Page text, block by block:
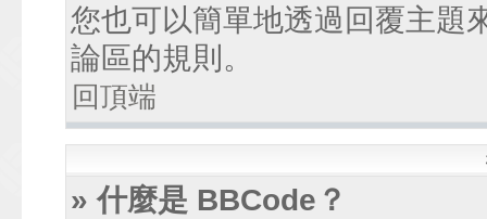
您也可以簡單地透過回覆主題
論區的規則。
回頂端
» 什麼是 BBCode？